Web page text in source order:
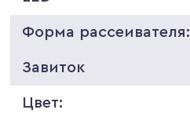
Форма рассеивателя:
Завиток
Цвет: